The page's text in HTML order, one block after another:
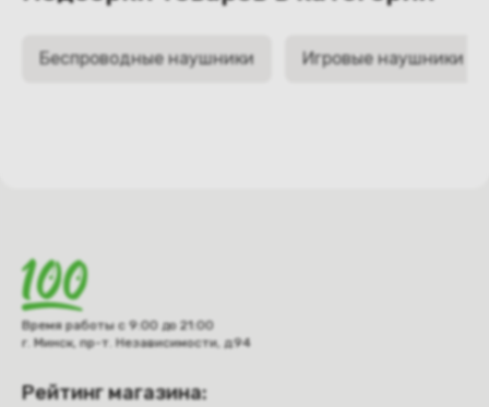
Беспроводные наушники Игровые наушники
Время работы с 9:00 до 21:00
г. Минск, пр-т. Независимости, д.94
Рейтинг магазина: